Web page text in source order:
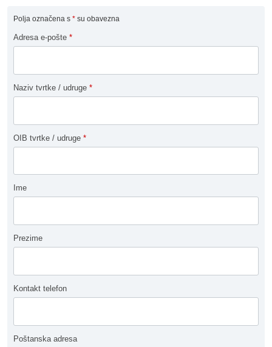
Polja označena s * su obavezna
Adresa e-pošte *
Naziv tvrtke / udruge *
OIB tvrtke / udruge *
Ime
Prezime
Kontakt telefon
Poštanska adresa